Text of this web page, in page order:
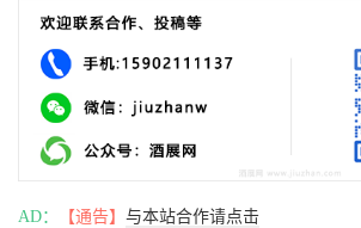
AD： 【通告】 与本站合作请点击